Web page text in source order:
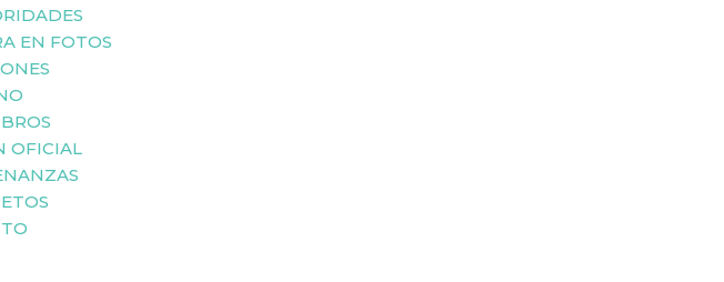
EN FOTOS
OFICIAL